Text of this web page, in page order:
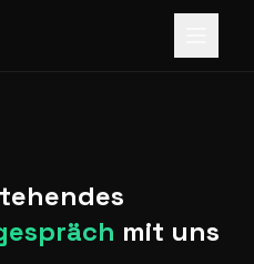
mit uns